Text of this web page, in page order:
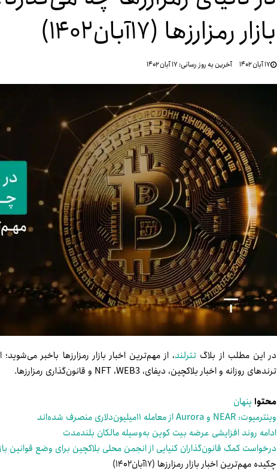
تنظیمات
بازار رمزارزها (۱۷‌آبان‌۱۴۰۲)
۱۷ آبان ۱۴۰۲ آخرین به روز رسانی:۱۷ آبان ۱۴۰۲
در این مطلب از بلاگ تترلند، از مهم‌ترین اخبار بازار رمزارزها باخبر
ترندهای روزانه و اخبار بلاکچین، دیفای، NFT ،WEB3 و قانون‌گذاری رمزارزها.
محتوا پنهان
وینترمیوت: NEAR و Aurora از معامله ۱۱‌میلیون‌دلاری منصرف شده‌اند
ادامه روند افزایشی عرضه بیت کوین به‌وسیله مالکان بلندمدت
درخواست کمک قانون‌گذاران کنیایی از انجمن محلی بلاکچین برای وضع قوانین
چکیده مهم‌ترین اخبار بازار رمزارزها (۱۷آبان۱۴۰۲)